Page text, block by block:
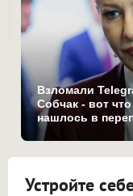
Взломали
Собчак - вот что
нашлось в
Устройте